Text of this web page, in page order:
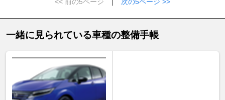
一緒に見られている車種の整備手帳